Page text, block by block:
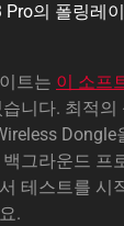
Pro의 폴링레
트는 이 소프
니다. 최적의
Dongle
그라운드 프
테스트를 시
.